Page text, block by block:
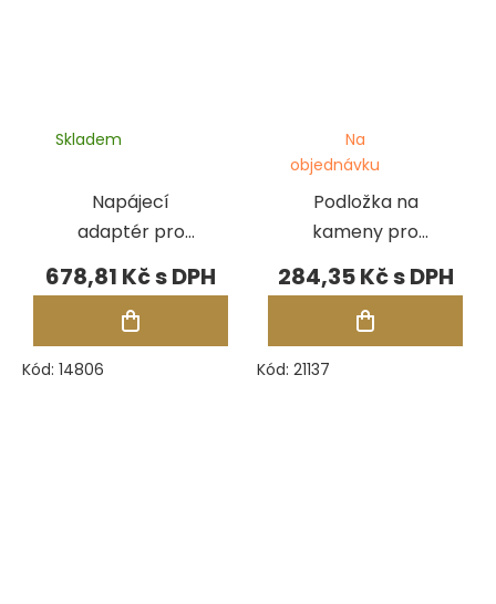
Napájecí
adaptér pro
testery
Presidium PMUT
III
Skladem
678,81 Kč
Kód: 14806
Podložka na
kameny pro
testery
Presidium
Na
objednávku
284,35 Kč
Kód: 21137